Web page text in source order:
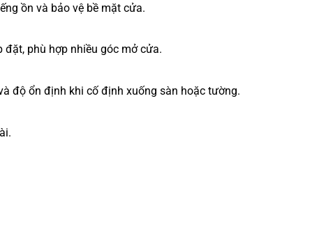
ồn và bảo vệ bề mặt cửa.
phù hợp nhiều góc mở cửa.
độ ổn định khi cố định xuống sàn hoặc tường.